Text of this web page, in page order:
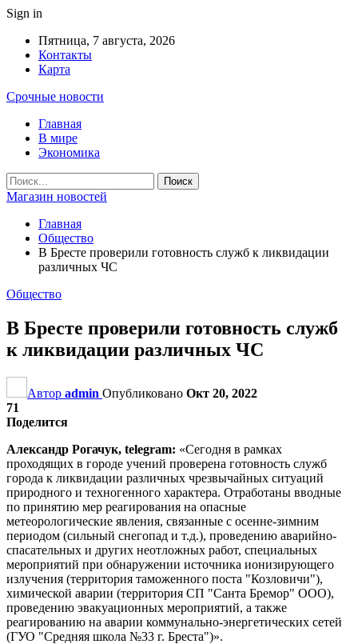
Sign in
Пятница, 7 августа, 2026
Контакты
Карта
Срочные новости
Главная
В мире
Экономика
Магазин новостей
Главная
Общество
В Бресте проверили готовность служб к ликвидации
различных ЧС
Общество
В Бресте проверили готовность служб
к ликвидации различных ЧС
Автор admin Опубликовано Окт 20, 2022
71
Поделится
Александр Рогачук, telegram: «Сегодня в рамках
проходящих в городе учений проверена готовность служб
города к ликвидации различных чрезвычайных ситуаций
природного и техногенного характера. Отработаны вводные
по принятию мер реагирования на опасные
метеорологические явления, связанные с осенне-зимним
периодом (сильный снегопад и т.д.), проведению аварийно-
спасательных и других неотложных работ, специальных
мероприятий при обнаружении источника ионизирующего
излучения (территория таможенного поста "Козловичи"),
химической аварии (территория СП "Санта Бремор" ООО),
проведению эвакуационных мероприятий, а также
реагированию на аварии коммунально-энергетических сетей
(ГУО "Средняя школа №33 г. Бреста")».